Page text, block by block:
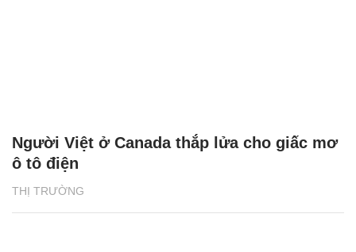
THỊ TRƯỜNG
Người Việt ở Canada thắp lửa cho giấc mơ
ô tô điện